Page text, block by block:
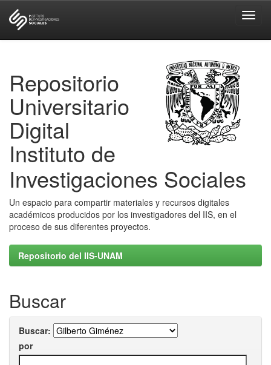
Repositorio
Universitario
Digital
Instituto de
Investigaciones Sociales
Un espacio para compartir materiales y recursos digitales
académicos producidos por los investigadores del IIS, en el
proceso de sus diferentes proyectos.
Repositorio del IIS-UNAM
Buscar
Buscar:
por